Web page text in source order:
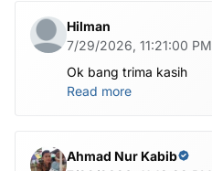
Hilman
7/29/2026, 11:21:00 PM
Ok bang trima kasih
Read more
Ahmad Nur Kabib